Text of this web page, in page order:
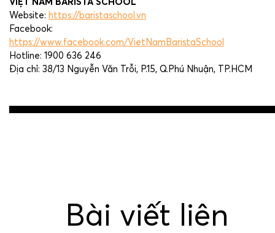
VIỆT NAM BARISTA SCHOOL
Website: https://baristaschool.vn
Facebook:
https://www.facebook.com/VietNamBaristaSchool
Hotline: 1900 636 246
Địa chỉ: 38/13 Nguyễn Văn Trỗi, P.15, Q.Phú Nhuận, TP.HCM
Post
Bài viết liên